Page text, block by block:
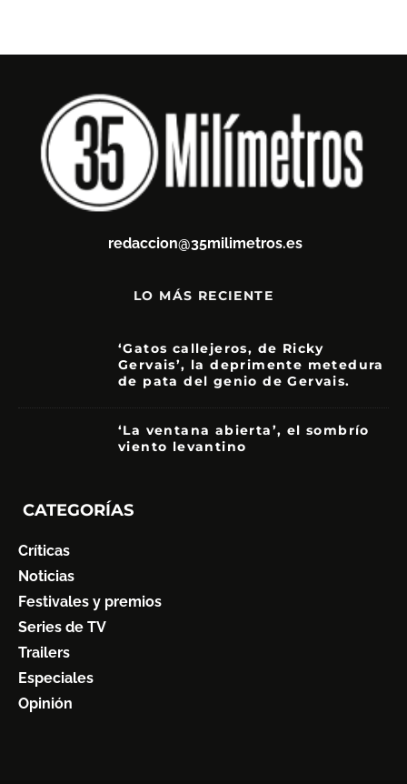
redaccion@35milimetros.es
LO MÁS RECIENTE
‘Gatos callejeros, de Ricky
Gervais’, la deprimente metedura
de pata del genio de Gervais.
‘La ventana abierta’, el sombrío
viento levantino
CATEGORÍAS
Críticas
Noticias
Festivales y premios
Series de TV
Trailers
Especiales
Opinión